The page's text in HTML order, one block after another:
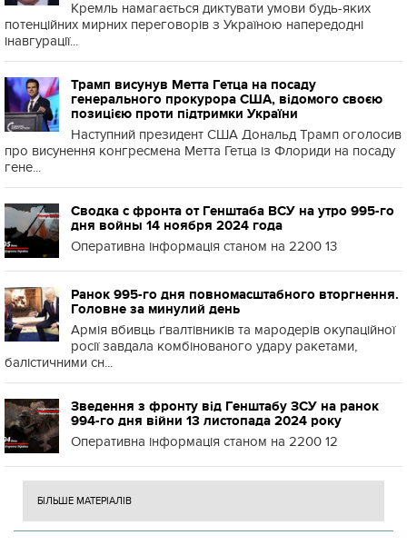
Кремль намагається диктувати умови будь-яких
потенційних мирних переговорів з Україною напередодні
інавгурації...
Трамп висунув Метта Гетца на посаду
генерального прокурора США, відомого своєю
позицією проти підтримки України
Наступний президент США Дональд Трамп оголосив
про висунення конгресмена Метта Гетца із Флориди на посаду
гене...
Сводка с фронта от Генштаба ВСУ на утро 995-го
дня войны 14 ноября 2024 года
Оперативна інформація станом на 2200 13
Ранок 995-го дня повномасштабного вторгнення.
Головне за минулий день
Армія вбивць ґвалтівників та мародерів окупаційної
росії завдала комбінованого удару ракетами,
балістичними сн...
Зведення з фронту від Генштабу ЗСУ на ранок
994-го дня війни 13 листопада 2024 року
Оперативна інформація станом на 2200 12
БІЛЬШЕ МАТЕРІАЛІВ